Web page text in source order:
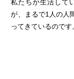
私たちが生活して
が、まるで1人の人
ってきているのです